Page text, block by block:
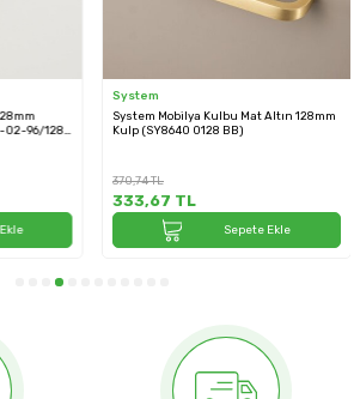
96/128-
System
System Mobilya Kulbu Mat Altın 128mm
Kulp (SY8640 0128 BB)
370,74TL
333,67 TL
Sepete Ekle